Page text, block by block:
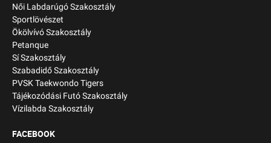
Női Labdarúgó Szakosztály
Sportlövészet
Ökölvívó Szakosztály
Petanque
Sí Szakosztály
Szabadidő Szakosztály
PVSK Taekwondo Tigers
Tájékozódási Futó Szakosztály
Vízilabda Szakosztály
FACEBOOK